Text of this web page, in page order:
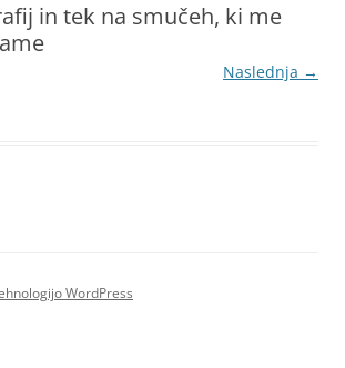
in tek na smučeh, ki me
Naslednja →
WordPress